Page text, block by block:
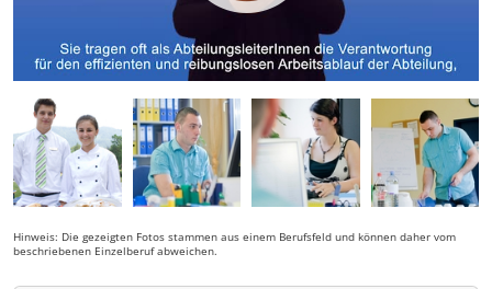
Hinweis: Die gezeigten Fotos stammen aus einem Berufsfeld und können daher vom
beschriebenen Einzelberuf abweichen.